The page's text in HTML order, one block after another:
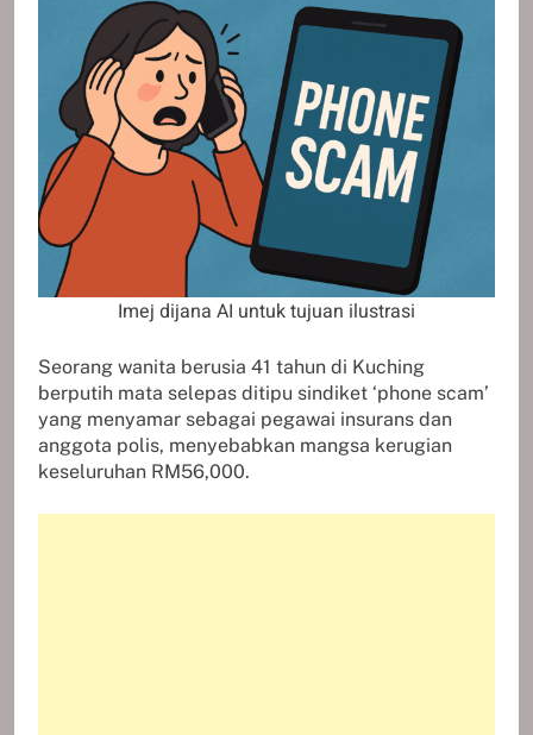
Imej dijana AI untuk tujuan ilustrasi
Seorang wanita berusia 41 tahun di Kuching
berputih mata selepas ditipu sindiket ‘phone scam’
yang menyamar sebagai pegawai insurans dan
anggota polis, menyebabkan mangsa kerugian
keseluruhan RM56,000.